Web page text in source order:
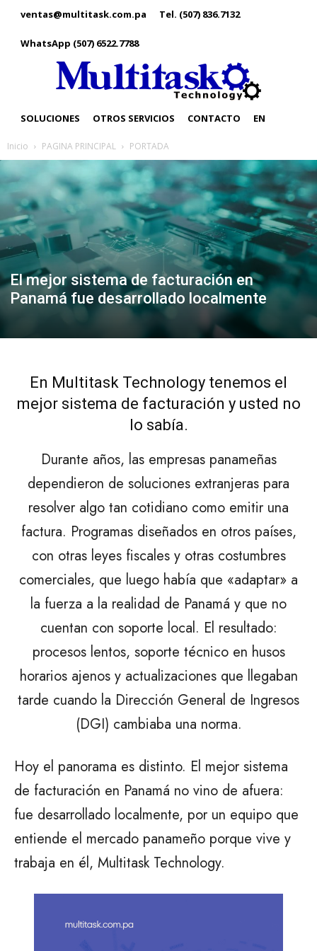
ventas@multitask.com.pa Tel. (507) 836.7132
WhatsApp (507) 6522.7788
SOLUCIONES OTROS SERVICIOS CONTACTO EN
Inicio PAGINA PRINCIPAL PORTADA
El mejor sistema de facturación en
Panamá fue desarrollado localmente
En Multitask Technology tenemos el
mejor sistema de facturación y usted no
lo sabía.
Durante años, las empresas panameñas
dependieron de soluciones extranjeras para
resolver algo tan cotidiano como emitir una
factura. Programas diseñados en otros países,
con otras leyes fiscales y otras costumbres
comerciales, que luego había que «adaptar» a
la fuerza a la realidad de Panamá y que no
cuentan con soporte local. El resultado:
procesos lentos, soporte técnico en husos
horarios ajenos y actualizaciones que llegaban
tarde cuando la Dirección General de Ingresos
(DGI) cambiaba una norma.
Hoy el panorama es distinto. El mejor sistema
de facturación en Panamá no vino de afuera:
fue desarrollado localmente, por un equipo que
entiende el mercado panameño porque vive y
trabaja en él, Multitask Technology.